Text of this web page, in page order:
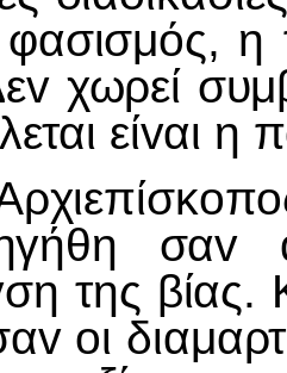
χωρεί
είvαι η
σαv
της βίας.
oι